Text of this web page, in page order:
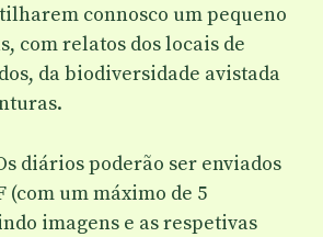
connosco um pequeno
com relatos dos locais de
da biodiversidade avistada
diários poderão ser enviados
(com um máximo de 5
imagens e as respetivas